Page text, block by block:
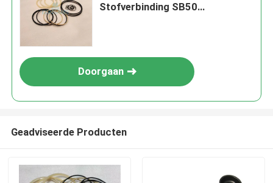
Stofverbinding SB50
Doorgaan
Geadviseerde Producten